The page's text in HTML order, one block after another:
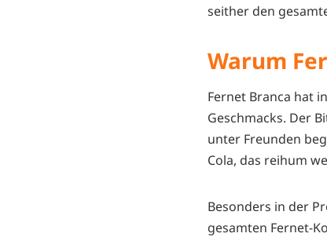
seither den
Warum
Fernet Branca hat
Geschmacks. Der
unter Freunden
Cola, das reihum
Besonders in der
gesamten Fernet-